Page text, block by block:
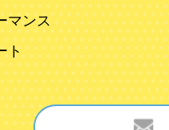
マンス
ート